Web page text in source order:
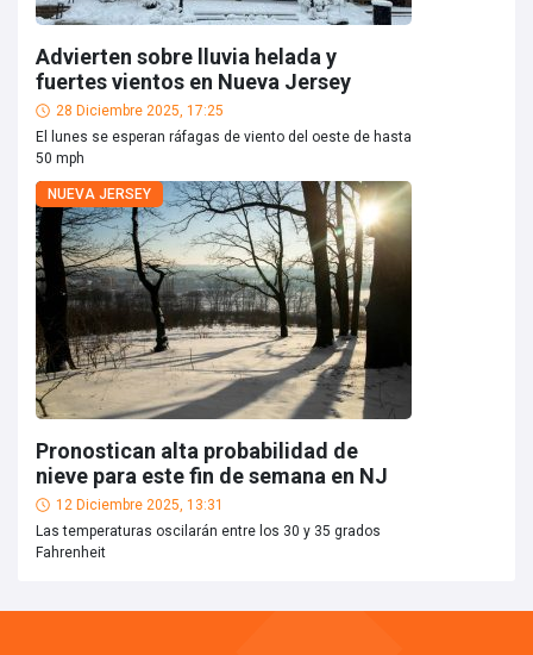
Advierten sobre lluvia helada y
fuertes vientos en Nueva Jersey
28 Diciembre 2025, 17:25
El lunes se esperan ráfagas de viento del oeste de hasta
50 mph
NUEVA JERSEY
Pronostican alta probabilidad de
nieve para este fin de semana en NJ
12 Diciembre 2025, 13:31
Las temperaturas oscilarán entre los 30 y 35 grados
Fahrenheit